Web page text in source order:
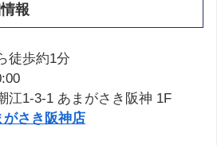
報
徒歩約1分
江1-3-1 あまがさき阪神 1F
がさき阪神店